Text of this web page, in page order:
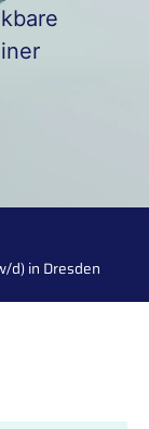
d) in Dresden